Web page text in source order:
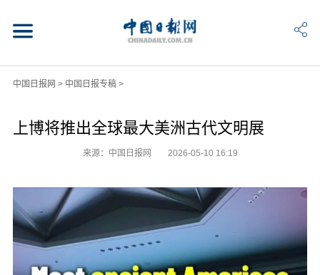
中国日报网 > 中国日报专稿>
上博将推出全球最大美洲古代文明展
来源：中国日报网 2026-05-10 16:19